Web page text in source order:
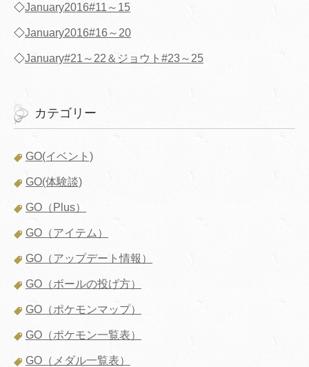
◇January2016#11～15
◇January2016#16～20
◇January#21～22＆ジョウト#23～25
カテゴリー
GO(イベント)
GO(体験談)
GO（Plus）
GO（アイテム）
GO（アップデート情報）
GO（ボールの投げ方）
GO（ポケモンマップ）
GO（ポケモン一覧表）
GO（メダル一覧表）